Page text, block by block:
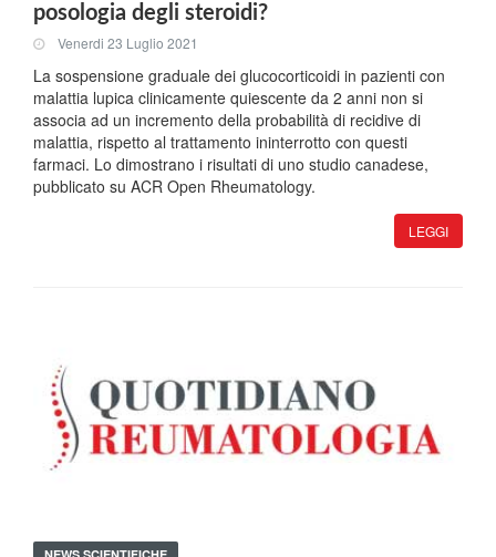
posologia degli steroidi?
Venerdi 23 Luglio 2021
La sospensione graduale dei glucocorticoidi in pazienti con
malattia lupica clinicamente quiescente da 2 anni non si
associa ad un incremento della probabilità di recidive di
malattia, rispetto al trattamento ininterrotto con questi
farmaci. Lo dimostrano i risultati di uno studio canadese,
pubblicato su ACR Open Rheumatology.
LEGGI